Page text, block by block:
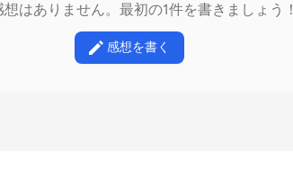
想はありません。最初の1件を書きましょう！
感想を書く